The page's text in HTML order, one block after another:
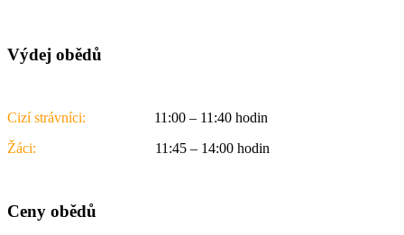
Výdej obědů
Cizí strávníci:
11:00 – 11:40 hodin
Žáci:
11:45 – 14:00 hodin
Ceny obědů